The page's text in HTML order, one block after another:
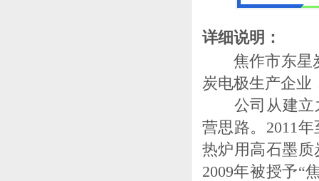
详细说明：
焦作市东星炭
炭电极生产企业
公司从建立之
营思路。2011
热炉用高石墨
2009年被授予“